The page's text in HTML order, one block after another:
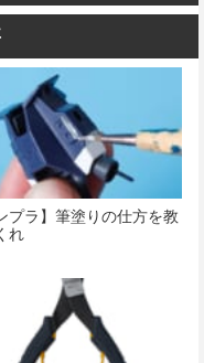
プラ】筆塗りの仕方を教
れ